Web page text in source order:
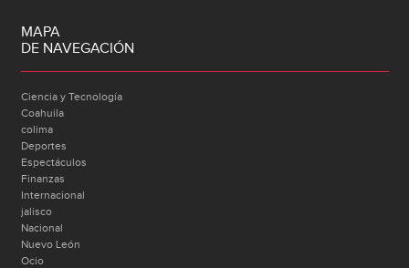
MAPA
DE NAVEGACIÓN
Ciencia y Tecnología
Coahuila
colima
Deportes
Espectáculos
Finanzas
Internacional
jalisco
Nacional
Nuevo León
Ocio